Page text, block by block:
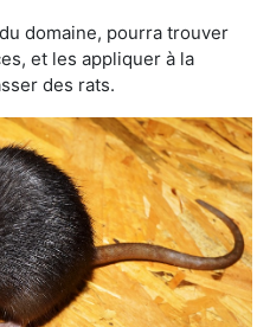
domaine, pourra trouver
et les appliquer à la
des rats.